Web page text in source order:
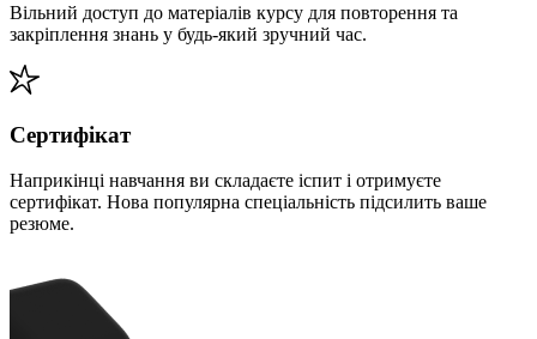
Вільний доступ до матеріалів курсу для повторення та
закріплення знань у будь-який зручний час.
Сертифікат
Наприкінці навчання ви складаєте іспит і отримуєте
сертифікат. Нова популярна спеціальність підсилить ваше
резюме.